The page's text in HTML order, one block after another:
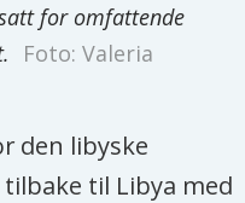
for omfattende
Foto: Valeria
den libyske
til Libya med